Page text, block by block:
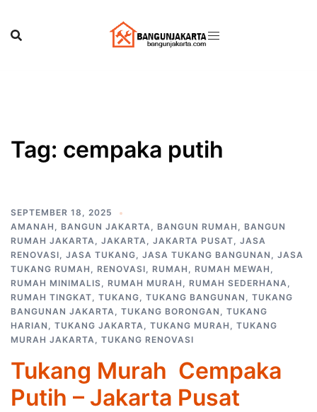
content
Tag: cempaka putih
SEPTEMBER 18, 2025
AMANAH , BANGUN JAKARTA, BANGUN RUMAH , BANGUN
RUMAH JAKARTA, JAKARTA, JAKARTA PUSAT, JASA
RENOVASI, JASA TUKANG, JASA TUKANG BANGUNAN , JASA
TUKANG RUMAH , RENOVASI, RUMAH , RUMAH MEWAH ,
RUMAH MINIMALIS, RUMAH MURAH , RUMAH SEDERHANA,
RUMAH TINGKAT, TUKANG, TUKANG BANGUNAN , TUKANG
BANGUNAN JAKARTA, TUKANG BORONGAN , TUKANG
HARIAN , TUKANG JAKARTA, TUKANG MURAH , TUKANG
MURAH JAKARTA, TUKANG RENOVASI
Tukang Murah Cempaka
Putih – Jakarta Pusat